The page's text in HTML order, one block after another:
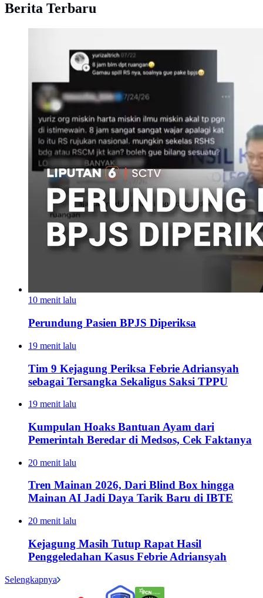
Berita Terbaru
10 menit lalu
Perundung Pasien BPJS Diperiksa
19 menit lalu
Tim 9 Kejagung Periksa Febrie Adriansyah
sebagai Tersangka Sekaligus Saksi TPPU
19 menit lalu
Kumpulan Hoaks Bantuan Ayam dari
Pemerintah Beredar di Medsos, Cek Faktanya
20 menit lalu
Tren Mainan 2026, Dari Blind Box hingga
Mainan AI Jadi Daya Tarik Baru di IBTE
20 menit lalu
Kejagung Masih Tutup Rapat Hasil
Penggeledahan Kasus Febrie Adriansyah
Selengkapnya